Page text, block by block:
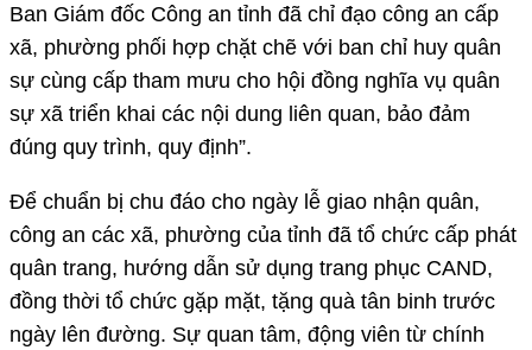
Ban Giám đốc Công an tỉnh đã chỉ đạo công an cấp
xã, phường phối hợp chặt chẽ với ban chỉ huy quân
sự cùng cấp tham mưu cho hội đồng nghĩa vụ quân
sự xã triển khai các nội dung liên quan, bảo đảm
đúng quy trình, quy định”.
Để chuẩn bị chu đáo cho ngày lễ giao nhận quân,
công an các xã, phường của tỉnh đã tổ chức cấp phát
quân trang, hướng dẫn sử dụng trang phục CAND,
đồng thời tổ chức gặp mặt, tặng quà tân binh trước
ngày lên đường. Sự quan tâm, động viên từ chính